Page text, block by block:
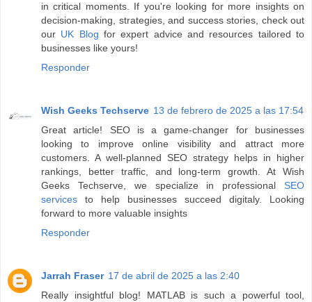
in critical moments. If you're looking for more insights on
decision-making, strategies, and success stories, check out
our UK Blog for expert advice and resources tailored to
businesses like yours!
Responder
Wish Geeks Techserve 13 de febrero de 2025 a las 17:54
Great article! SEO is a game-changer for businesses
looking to improve online visibility and attract more
customers. A well-planned SEO strategy helps in higher
rankings, better traffic, and long-term growth. At Wish
Geeks Techserve, we specialize in professional SEO
services to help businesses succeed digitaly. Looking
forward to more valuable insights
Responder
Jarrah Fraser 17 de abril de 2025 a las 2:40
Really insightful blog! MATLAB is such a powerful tool,